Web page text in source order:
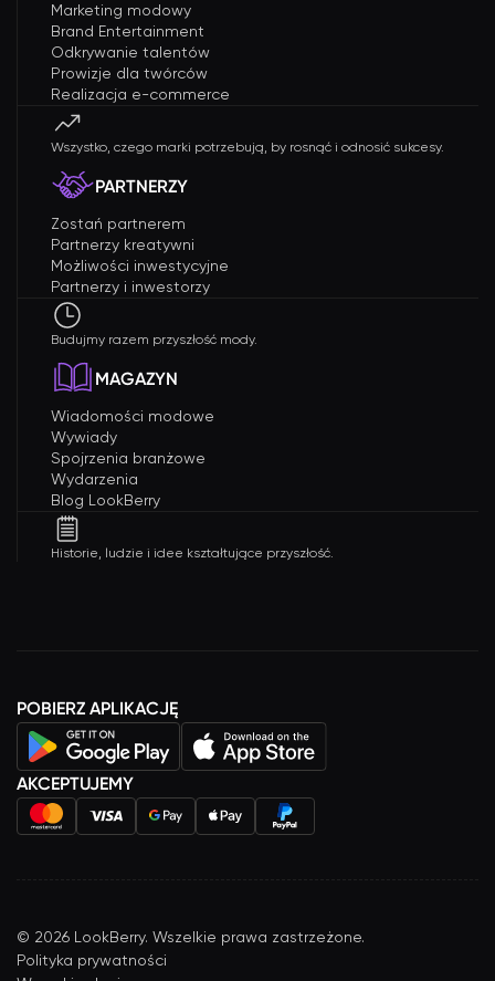
Marketing modowy
Brand Entertainment
Odkrywanie talentów
Prowizje dla twórców
Realizacja e-commerce
Wszystko, czego marki potrzebują, by rosnąć i odnosić sukcesy.
PARTNERZY
Zostań partnerem
Partnerzy kreatywni
Możliwości inwestycyjne
Partnerzy i inwestorzy
Budujmy razem przyszłość mody.
MAGAZYN
Wiadomości modowe
Wywiady
Spojrzenia branżowe
Wydarzenia
Blog LookBerry
Historie, ludzie i idee kształtujące przyszłość.
POBIERZ APLIKACJĘ
AKCEPTUJEMY
© 2026 LookBerry. Wszelkie prawa zastrzeżone.
Polityka prywatności